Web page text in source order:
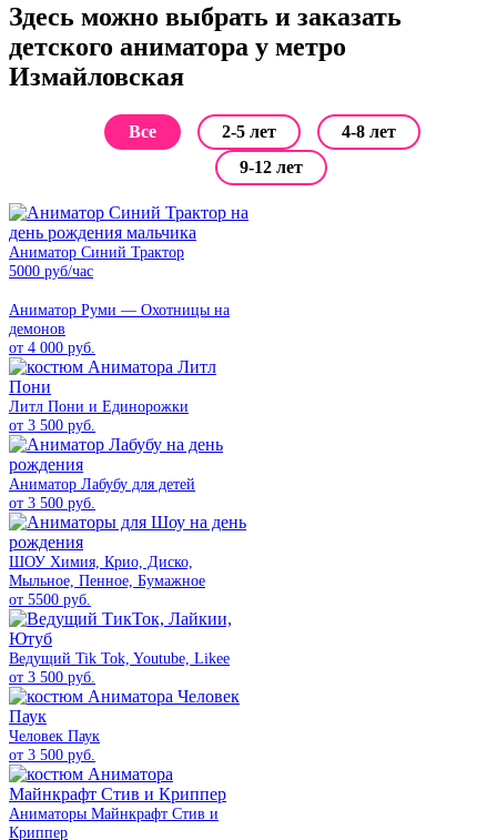
Здесь можно выбрать и заказать
детского аниматора у метро
Измайловская
Все 2-5 лет
4-8 лет
9-12 лет
Аниматор Синий Трактор
5000 руб/час
Аниматор Руми — Охотницы на
демонов
от 4 000 руб.
Литл Пони и Единорожки
от 3 500 руб.
Аниматор Лабубу для детей
от 3 500 руб.
ШОУ Химия, Крио, Диско,
Мыльное, Пенное, Бумажное
от 5500 руб.
Ведущий Tik Tok, Youtube, Likee
от 3 500 руб.
Человек Паук
от 3 500 руб.
Аниматоры Майнкрафт Стив и
Криппер